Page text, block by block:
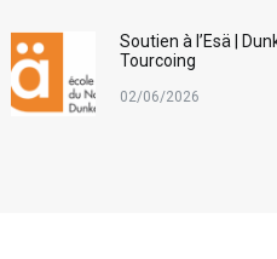
Soutien à l’Esä |
Tourcoing
02/06/2026